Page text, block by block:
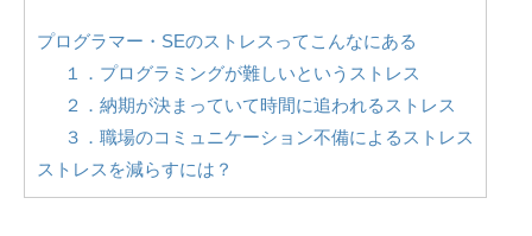
プログラマー・SEのストレスってこんなにある
１．プログラミングが難しいというストレス
２．納期が決まっていて時間に追われるストレス
３．職場のコミュニケーション不備によるストレス
ストレスを減らすには？